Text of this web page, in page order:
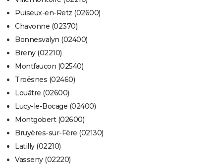
Puiseux-en-Retz (02600)
Chavonne (02370)
Bonnesvalyn (02400)
Breny (02210)
Montfaucon (02540)
Troësnes (02460)
Louâtre (02600)
Lucy-le-Bocage (02400)
Montgobert (02600)
Bruyères-sur-Fère (02130)
Latilly (02210)
Vasseny (02220)